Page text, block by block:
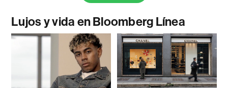
Lujos y vida en Bloomberg Línea